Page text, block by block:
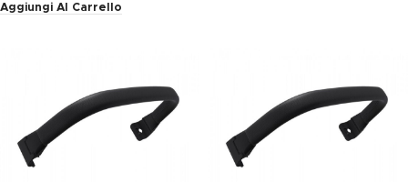
Aggiungi Al Carrello